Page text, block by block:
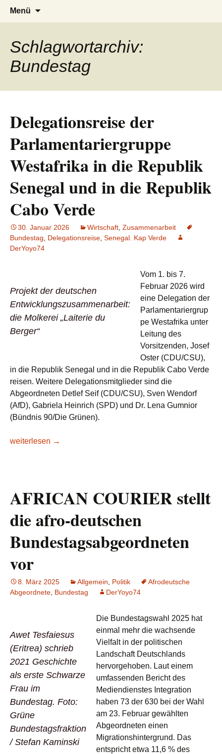
AFRICA live
Seit 1998: Aktuelles aus und mit Bezug
zu Afrika
Menü
Schlagwortarchiv:
Bundestag
Delegationsreise der
Parlamentariergruppe
Westafrika in die Republik
Senegal und in die Republik
Cabo Verde
30. Januar 2026 Wirtschaft Zusammenarbeit
Bundestag
Delegationsreise Senegal. Kap Verde
DerYoyo74
Projekt der deutschen
Entwicklungszusammenarbeit:
die Molkerei „Laiterie du
Berger“
Vom 1. bis 7.
Februar 2026 wird
eine Delegation der
Parlamentariergrup
pe Westafrika unter
Leitung des
Vorsitzenden, Josef
Oster (CDU/CSU),
in die Republik Senegal und in die Republik Cabo Verde
reisen. Weitere Delegationsmitglieder sind die
Abgeordneten Detlef Seif (CDU/CSU), Sven Wendorf
(AfD), Gabriela Heinrich (SPD) und Dr. Lena Gumnior
(Bündnis 90/Die Grünen).
Delegationsreise der Parlamentariergruppe Westafrika in
weiterlesen →
AFRICAN COURIER stellt
die afro-deutschen
Bundestagsabgeordneten
vor
8. März 2025 Allgemein Politik
Afrodeutsche
Abgeordnete Bundestag DerYoyo74
Awet Tesfaiesus
(Eritrea) schrieb
2021 Geschichte
als erste Schwarze
Frau im
Bundestag. Foto:
Grüne
Bundestagsfraktion
/ Stefan Kaminski
Die Bundestagswahl 2025 hat
einmal mehr die wachsende
Vielfalt in der politischen
Landschaft Deutschlands
hervorgehoben. Laut einem
umfassenden Bericht des
Mediendienstes Integration
haben 73 der 630 bei der Wahl
am 23. Februar gewählten
Abgeordneten einen
Migrationshintergrund. Das
entspricht etwa 11,6 % des